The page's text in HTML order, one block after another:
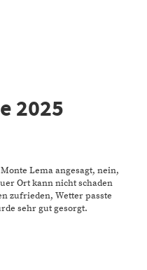
2025
Lema angesagt, nein,
Ort kann nicht schaden
zufrieden, Wetter passte
sehr gut gesorgt.